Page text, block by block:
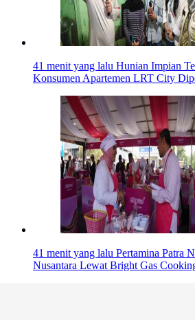
41 menit yang lalu Hunian Impian
Konsumen Apartemen LRT City
41 menit yang lalu Pertamina Patra
Nusantara Lewat Bright Gas